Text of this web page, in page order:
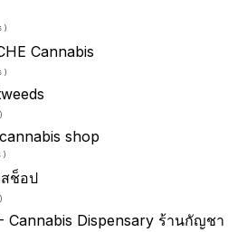
)
Cannabis
)
shop
)
ช็อป
Cannabis Dispensary ร้านกัญชา